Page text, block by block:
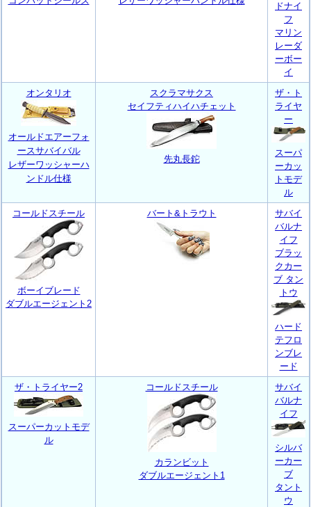
ドナイ
フ
マリン
レーダ
ーボー
イ
オンタリオ
オールドエアーフォ
ースサバイバル
レザーワッシャーハ
ンドル仕様
スクラマサクス
セイフティハイハチェット
先丸長鉈
ザ・ト
ライヤ
ー
スーパ
ーカッ
トモデ
ル
コールドスチール
ボーイブレード
ダブルエージェント2
バート&トラウト
サバイ
バルナ
イフ
ブラッ
クカー
ブ タン
トウ
ハード
テフロ
ンブレ
ード
ザ・トライヤー2
スーパーカットモデ
ル
コールドスチール
カランビット
ダブルエージェント1
サバイ
バルナ
イフ
シルバ
ーカー
ブ
タント
ウ